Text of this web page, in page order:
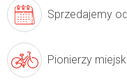
Sprzedajemy
Pionierzy